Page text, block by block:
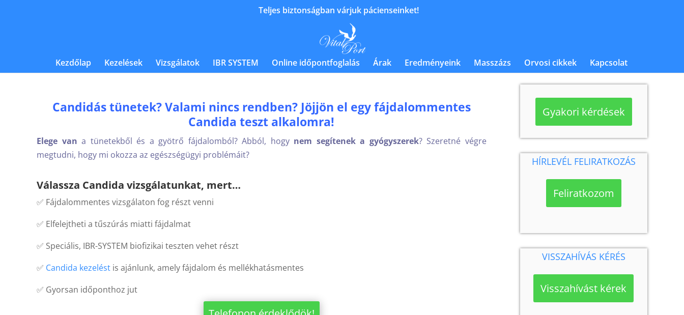
Teljes biztonságban várjuk pácienseinket!
Kezdőlap Kezelések Vizsgálatok IBR SYSTEM Online időpontfoglalás Árak Eredményeink Masszázs Orvosi cikkek Kapcsolat
Candidás tünetek? Valami nincs rendben? Jöjjön el egy fájdalommentes
Candida teszt alkalomra!
Elege van a tünetekből és a gyötrő fájdalomból? Abból, hogy nem segítenek a gyógyszerek? Szeretné végre
megtudni, hogy mi okozza az egészségügyi problémáit?
Válassza Candida vizsgálatunkat, mert…
✅ Fájdalommentes vizsgálaton fog részt venni
✅ Elfelejtheti a tűszúrás miatti fájdalmat
✅ Speciális, IBR-SYSTEM biofizikai teszten vehet részt
✅ Candida kezelést is ajánlunk, amely fájdalom és mellékhatásmentes
✅ Gyorsan időponthoz jut
Gyakori kérdések
HÍRLEVÉL FELIRATKOZÁS
Feliratkozom
VISSZAHÍVÁS KÉRÉS
Visszahívást kérek